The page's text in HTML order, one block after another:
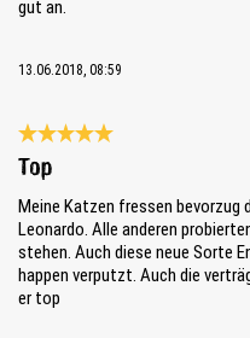
gut an.
13.06.2018, 08:59
Reseña con calificación de 5 de 5
Top
Meine Katzen fressen
Leonardo. Alle anderen
stehen. Auch diese neue Sorte
happen verputzt. Auch die
er top